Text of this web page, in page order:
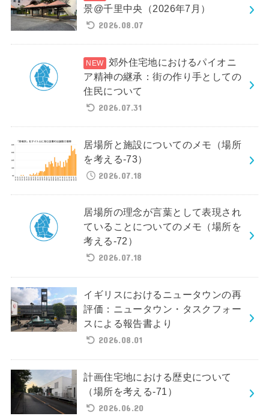
景@千里中央（2026年7月）
2026.08.07
郊外住宅地におけるパイオニ
ア精神の継承：街の作り手としての
住民について
2026.07.31
居場所と施設についてのメモ（場所
を考える-73）
2026.07.18
居場所の理念が言葉として表現され
ていることについてのメモ（場所を
考える-72）
2026.07.18
イギリスにおけるニュータウンの再
評価：ニュータウン・タスクフォー
スによる報告書より
2026.08.01
計画住宅地における歴史について
（場所を考える-71）
2026.06.20